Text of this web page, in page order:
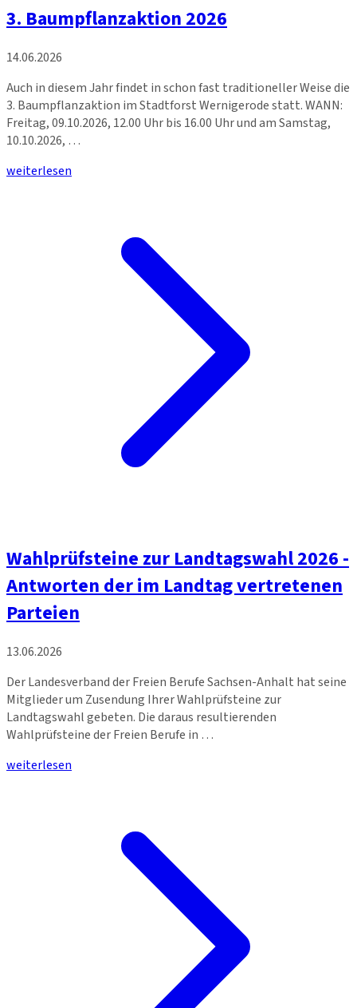
3. Baumpflanzaktion 2026
14.06.2026
Auch in diesem Jahr findet in schon fast traditioneller Weise die
3. Baumpflanzaktion im Stadtforst Wernigerode statt. WANN:
Freitag, 09.10.2026, 12.00 Uhr bis 16.00 Uhr und am Samstag,
10.10.2026, …
weiterlesen
Wahlprüfsteine zur Landtagswahl 2026 -
Antworten der im Landtag vertretenen
Parteien
13.06.2026
Der Landesverband der Freien Berufe Sachsen-Anhalt hat seine
Mitglieder um Zusendung Ihrer Wahlprüfsteine zur
Landtagswahl gebeten. Die daraus resultierenden
Wahlprüfsteine der Freien Berufe in …
weiterlesen